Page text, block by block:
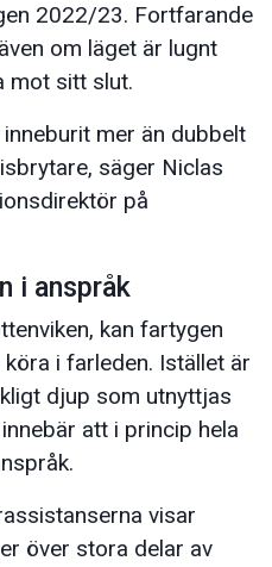
2022/23. Fortfarande
om läget är lugnt
mot sitt slut.
mer än dubbelt
säger Niclas
på
i anspråk
kan fartygen
i farleden. Istället är
djup som utnyttjas
att i princip hela
visar
över stora delar av